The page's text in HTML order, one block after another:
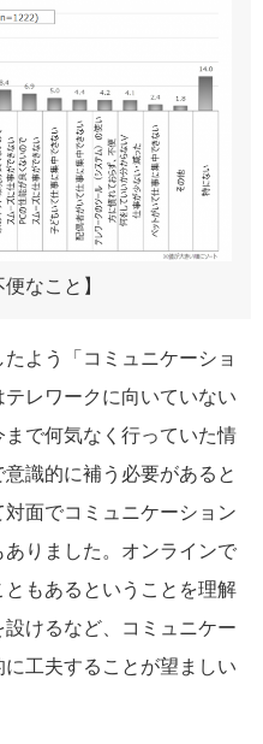
なこと】
よう「コミュニケーショ
レワークに向いていない
で何気なく行っていた情
識的に補う必要があると
面でコミュニケーション
りました。オンラインで
もあるということを理解
けるなど、コミュニケー
工夫することが望ましい